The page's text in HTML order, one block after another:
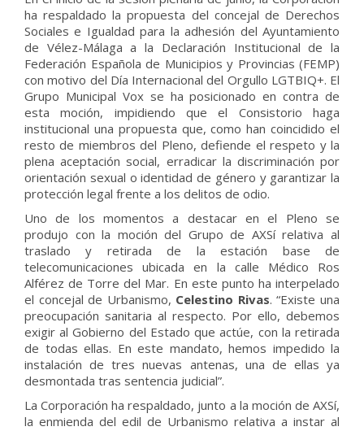
ha respaldado la propuesta del concejal de Derechos
Sociales e Igualdad para la adhesión del Ayuntamiento
de Vélez-Málaga a la Declaración Institucional de la
Federación Española de Municipios y Provincias (FEMP)
con motivo del Día Internacional del Orgullo LGTBIQ+. El
Grupo Municipal Vox se ha posicionado en contra de
esta moción, impidiendo que el Consistorio haga
institucional una propuesta que, como han coincidido el
resto de miembros del Pleno, defiende el respeto y la
plena aceptación social, erradicar la discriminación por
orientación sexual o identidad de género y garantizar la
protección legal frente a los delitos de odio.
Uno de los momentos a destacar en el Pleno se
produjo con la moción del Grupo de AXSí relativa al
traslado y retirada de la estación base de
telecomunicaciones ubicada en la calle Médico Ros
Alférez de Torre del Mar. En este punto ha interpelado
el concejal de Urbanismo, Celestino Rivas. “Existe una
preocupación sanitaria al respecto. Por ello, debemos
exigir al Gobierno del Estado que actúe, con la retirada
de todas ellas. En este mandato, hemos impedido la
instalación de tres nuevas antenas, una de ellas ya
desmontada tras sentencia judicial”.
La Corporación ha respaldado, junto a la moción de AXSí,
la enmienda del edil de Urbanismo relativa a instar al